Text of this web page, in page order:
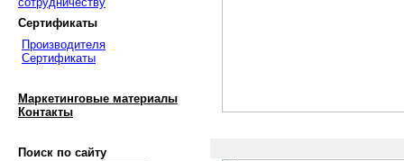
Сертификаты
Производителя
Сертификаты
Маркетинговые материалы
Контакты
Поиск по сайту